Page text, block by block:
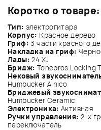
Коротко о товаре:
Тип: электрогитара
Корпус: Красное дерево
Гриф: 3 части красного
Накладка на гриф:
Лады:24 XJ
Бридж: Tonepros Locking
Нековый
Humbucker Alnico
Бриджевый
Humbucker Ceramic
Электроника:Активная
Ручки управления: 2-х
переключатель